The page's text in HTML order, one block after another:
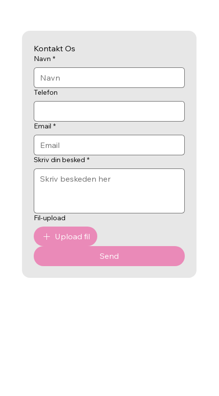
Kontakt Os
Navn *
Telefon
Email *
Skriv din besked *
Fil-upload
Upload fil
Send